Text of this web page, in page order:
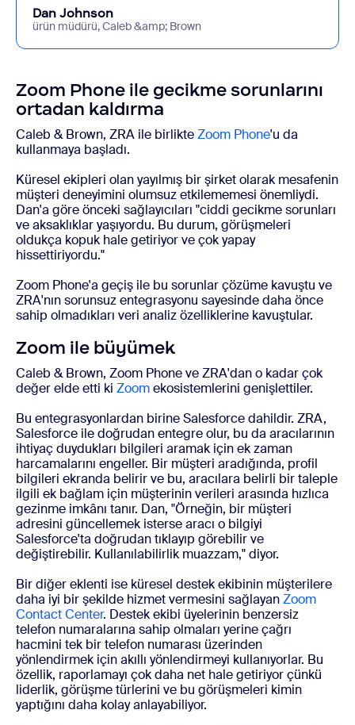
Dan Johnson
ürün müdürü, Caleb &amp; Brown
Zoom Phone ile gecikme sorunlarını
ortadan kaldırma
Caleb & Brown, ZRA ile birlikteZoom Phone'u da
kullanmaya başladı.
Küresel ekipleri olan yayılmış bir şirket olarak mesafenin
müşteri deneyimini olumsuz etkilememesi önemliydi.
Dan'a göre önceki sağlayıcıları "ciddi gecikme sorunları
ve aksaklıklar yaşıyordu. Bu durum, görüşmeleri
oldukça kopuk hale getiriyor ve çok yapay
hissettiriyordu."
Zoom Phone'a geçiş ile bu sorunlar çözüme kavuştu ve
ZRA'nın sorunsuz entegrasyonu sayesinde daha önce
sahip olmadıkları veri analiz özelliklerine kavuştular.
Zoom ile büyümek
Caleb & Brown, Zoom Phone ve ZRA'dan o kadar çok
değer elde etti ki Zoomekosistemlerini genişlettiler.
Bu entegrasyonlardan birine Salesforce dahildir. ZRA,
Salesforce ile doğrudan entegre olur, bu da aracılarının
ihtiyaç duydukları bilgileri aramak için ek zaman
harcamalarını engeller. Bir müşteri aradığında, profil
bilgileri ekranda belirir ve bu, aracılara belirli bir taleple
ilgili ek bağlam için müşterinin verileri arasında hızlıca
gezinme imkânı tanır. Dan, "Örneğin, bir müşteri
adresini güncellemek isterse aracı o bilgiyi
Salesforce'ta doğrudan tıklayıp görebilir ve
değiştirebilir. Kullanılabilirlik muazzam," diyor.
Bir diğer eklenti ise küresel destek ekibinin müşterilere
daha iyi bir şekilde hizmet vermesini sağlayanZoom
Contact Center. Destek ekibi üyelerinin benzersiz
telefon numaralarına sahip olmaları yerine çağrı
hacmini tek bir telefon numarası üzerinden
yönlendirmek için akıllı yönlendirmeyi kullanıyorlar. Bu
özellik, raporlamayı çok daha net hale getiriyor çünkü
liderlik, görüşme türlerini ve bu görüşmeleri kimin
yaptığını daha kolay anlayabiliyor.